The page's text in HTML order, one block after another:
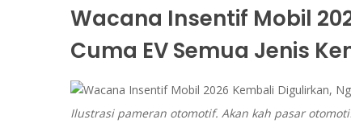
Wacana Insentif Mobil
Cuma EV Semua Jenis
Ilustrasi pameran otomotif. Akan kah pasar